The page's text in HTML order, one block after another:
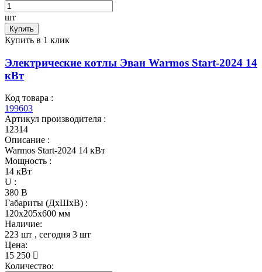
шт
Купить
Купить в 1 клик
Электрические котлы Эван Warmos Start-2024 14
кВт
Код товара :
199603
Артикул производителя :
12314
Описание :
Warmos Start-2024 14 кВт
Мощность :
14 кВт
U :
380 В
Габариты (ДхШхВ) :
120x205x600 мм
Наличие:
223 шт , сегодня 3 шт
Цена:
15 250
Количество: